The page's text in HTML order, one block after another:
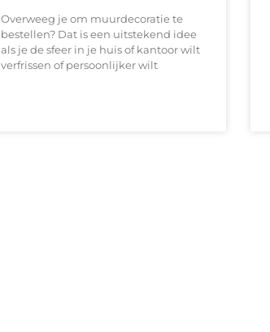
Overweeg je om muurdecoratie te
bestellen? Dat is een uitstekend idee
als je de sfeer in je huis of kantoor wilt
verfrissen of persoonlijker wilt